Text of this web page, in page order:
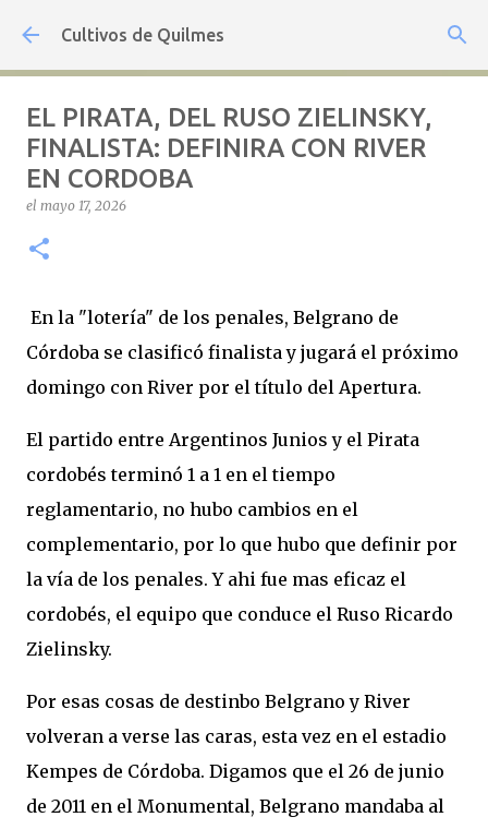
Ir al contenido principal
Cultivos de Quilmes
EL PIRATA, DEL RUSO ZIELINSKY,
FINALISTA: DEFINIRA CON RIVER
EN CORDOBA
el mayo 17, 2026
En la "lotería" de los penales, Belgrano de
Córdoba se clasificó finalista y jugará el próximo
domingo con River por el título del Apertura.
El partido entre Argentinos Junios y el Pirata
cordobés terminó 1 a 1 en el tiempo
reglamentario, no hubo cambios en el
complementario, por lo que hubo que definir por
la vía de los penales. Y ahi fue mas eficaz el
cordobés, el equipo que conduce el Ruso Ricardo
Zielinsky.
Por esas cosas de destinbo Belgrano y River
volveran a verse las caras, esta vez en el estadio
Kempes de Córdoba. Digamos que el 26 de junio
de 2011 en el Monumental, Belgrano mandaba al